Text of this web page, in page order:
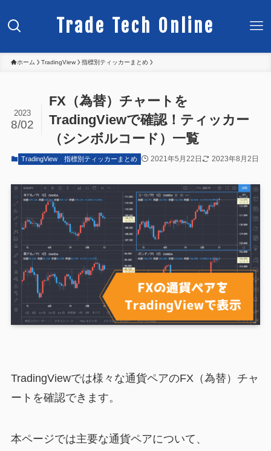
Trade Tech Online
ホーム TradingView 指標別ティッカーまとめ
FX（為替）チャートを
TradingViewで確認！ティッカー
（シンボルコード）一覧
2023
8/02
TradingView 指標別ティッカーまとめ 2021年5月22日 2023年8月2日
TradingViewでは様々な通貨ペアのFX（為替）チャ
ートを確認できます。
本ページでは主要な通貨ペアについて、